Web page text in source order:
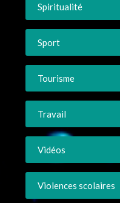
Spiritualité
Sport
Tourisme
Travail
Vidéos
Violences scolaires